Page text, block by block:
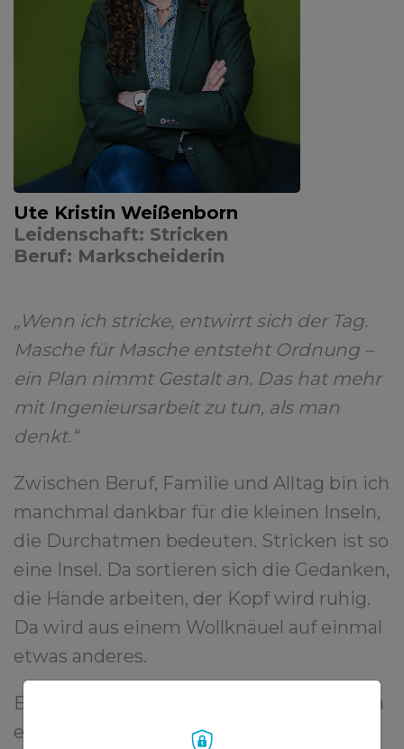
Ute Kristin Weißenborn
Leidenschaft: Stricken
Beruf: Markscheiderin
„Wenn ich stricke, entwirrt sich der Tag.
Masche für Masche entsteht Ordnung –
ein Plan nimmt Gestalt an. Das hat mehr
mit Ingenieursarbeit zu tun, als man
denkt.“
Zwischen Beruf, Familie und Alltag bin ich
manchmal dankbar für die kleinen Inseln,
die Durchatmen bedeuten. Stricken ist so
eine Insel. Da sortieren sich die Gedanken,
die Hände arbeiten, der Kopf wird ruhig.
Da wird aus einem Wollknäuel auf einmal
etwas anderes.
Eine andere Insel ist das Mitgestalten. Ich
engagiere mich im Elternbeirat – nicht,